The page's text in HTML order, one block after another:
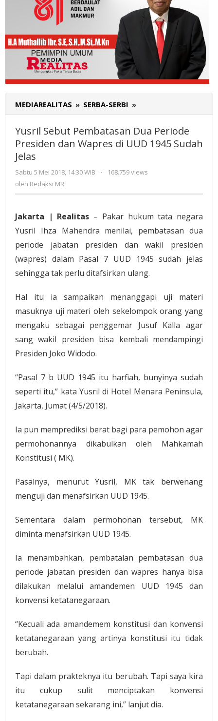
MEDIAREALITAS » SERBA-SERBI »
Sebut
Pembatasan
Dua
Periode
dan
1945
Sudah
Jelas
Yusril Sebut Pembatasan Dua Periode
Presiden dan Wapres di UUD 1945 Sudah
Jelas
Sabtu 5 Mei 2018, 14:30 WIB
oleh
-
168.759 views
oleh Redaksi MR
Jakarta | Realitas – Pakar hukum tata negara
Yusril Ihza Mahendra menilai, pembatasan dua
periode jabatan presiden dan wakil presiden
(wapres) dalam Pasal 7 UUD 1945 sudah jelas
sehingga tak perlu ditafsirkan ulang.
Hal itu ia sampaikan menanggapi uji materi
masuknya uji materi oleh sekelompok orang yang
mengaku sebagai penggemar Jusuf Kalla agar
sang wakil presiden bisa kembali mendampingi
Presiden Joko Widodo.
“Pasal 7 b UUD 1945 itu harfiah, bunyinya sudah
seperti itu,” kata Yusril di Hotel Menara Peninsula,
Jakarta, Jumat (4/5/2018).
Ia pun memprediksi berat bagi para pemohon agar
permohonannya dikabulkan oleh Mahkamah
Konstitusi ( MK).
Pasalnya, menurut Yusril, MK tak berwenang
menguji dan menafsirkan UUD 1945.
Sementara dalam permohonan tersebut, MK
diminta menafsirkan UUD 1945.
Ia menambahkan, pembatalan pembatasan dua
periode jabatan presiden dan wapres hanya bisa
dilakukan melalui amandemen UUD 1945 dan
konvensi ketatanegaraan.
“Kecuali ada amandemem konstitusi dan konvensi
ketatanegaraan yang artinya konstitusi itu tidak
berubah.
Tapi dalam prakteknya itu berubah. Tapi saya kira
itu cukup sulit menciptakan konvensi
ketatanegaraan sekarang ini,” lanjut dia.